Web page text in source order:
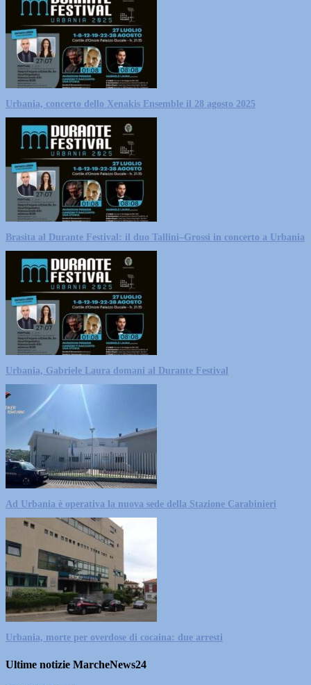
Urbania, concerto dello Xenakis Ensemble il 28 agosto 2025
Brasita al Durante Festival: il duo Tallini–Grossi in concerto a Urbania
Urbania, Gabriele Laura domani al Durante Festival
Ad Urbania è operativa la nuova sede della Stazione Carabinieri
Urbania, morte per overdose di cocaina: due arresti
Ultime notizie MarcheNews24